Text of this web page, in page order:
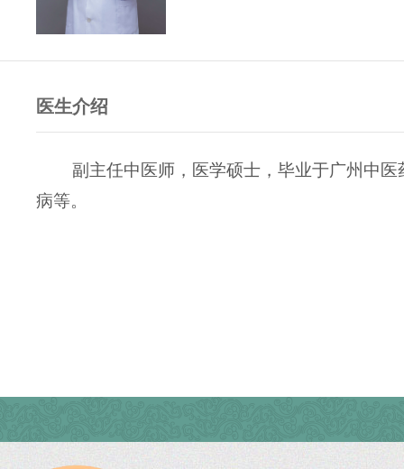
医生介绍
副主任中医师，医学硕士，毕业于广州中医
病等。